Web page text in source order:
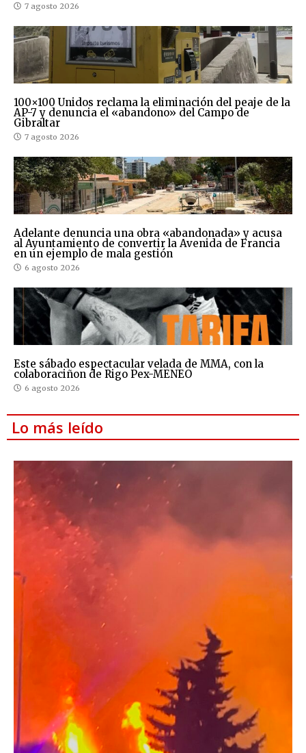
7 agosto 2026
100×100 Unidos reclama la eliminación del peaje de la
AP-7 y denuncia el «abandono» del Campo de
Gibraltar
7 agosto 2026
Adelante denuncia una obra «abandonada» y acusa
al Ayuntamiento de convertir la Avenida de Francia
en un ejemplo de mala gestión
6 agosto 2026
Este sábado espectacular velada de MMA, con la
colaboraciñon de Rigo Pex-MENEO
6 agosto 2026
Lo más leído